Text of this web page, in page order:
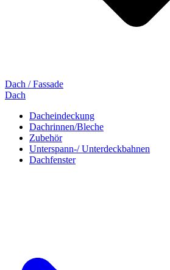
Dach / Fassade
Dach
Dacheindeckung
Dachrinnen/Bleche
Zubehör
Unterspann-/ Unterdeckbahnen
Dachfenster